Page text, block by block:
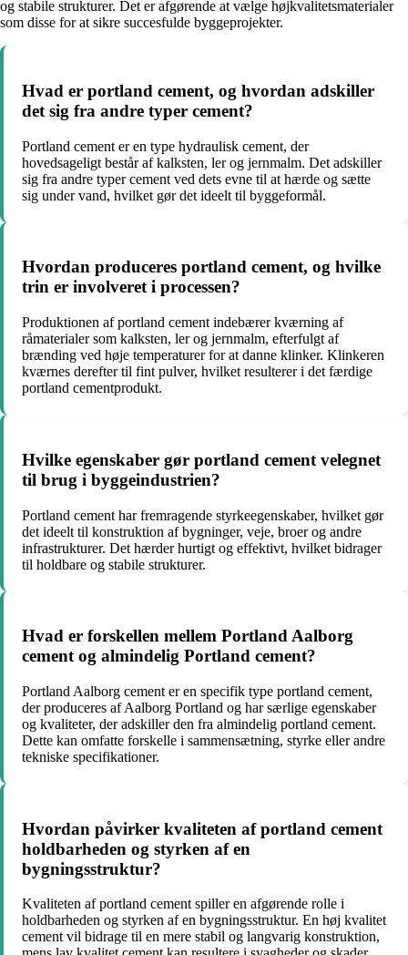
og stabile strukturer. Det er afgørende at vælge højkvalitetsmaterialer
som disse for at sikre succesfulde byggeprojekter.
Hvad er portland cement, og hvordan adskiller
det sig fra andre typer cement?
Portland cement er en type hydraulisk cement, der
hovedsageligt består af kalksten, ler og jernmalm. Det adskiller
sig fra andre typer cement ved dets evne til at hærde og sætte
sig under vand, hvilket gør det ideelt til byggeformål.
Hvordan produceres portland cement, og hvilke
trin er involveret i processen?
Produktionen af portland cement indebærer kværning af
råmaterialer som kalksten, ler og jernmalm, efterfulgt af
brænding ved høje temperaturer for at danne klinker. Klinkeren
kværnes derefter til fint pulver, hvilket resulterer i det færdige
portland cementprodukt.
Hvilke egenskaber gør portland cement velegnet
til brug i byggeindustrien?
Portland cement har fremragende styrkeegenskaber, hvilket gør
det ideelt til konstruktion af bygninger, veje, broer og andre
infrastrukturer. Det hærder hurtigt og effektivt, hvilket bidrager
til holdbare og stabile strukturer.
Hvad er forskellen mellem Portland Aalborg
cement og almindelig Portland cement?
Portland Aalborg cement er en specifik type portland cement,
der produceres af Aalborg Portland og har særlige egenskaber
og kvaliteter, der adskiller den fra almindelig portland cement.
Dette kan omfatte forskelle i sammensætning, styrke eller andre
tekniske specifikationer.
Hvordan påvirker kvaliteten af portland cement
holdbarheden og styrken af en
bygningsstruktur?
Kvaliteten af portland cement spiller en afgørende rolle i
holdbarheden og styrken af en bygningsstruktur. En høj kvalitet
cement vil bidrage til en mere stabil og langvarig konstruktion,